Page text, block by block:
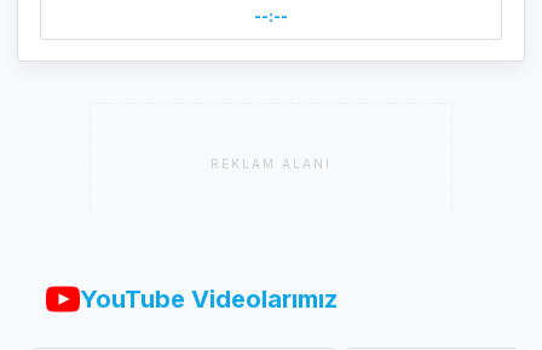
--:--
REKLAM ALANI
YouTube Videolarımız